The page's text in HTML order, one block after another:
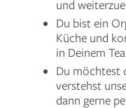
und
Du bist ein
Küche und
in Deinem
Du möchtest
verstehst
dann gerne